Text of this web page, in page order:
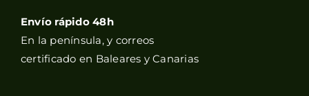
Envío rápido 48h
En la península, y correos
certificado en Baleares y Canarias